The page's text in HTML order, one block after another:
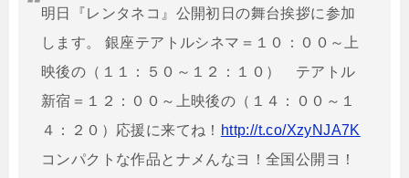
明日『レンタネコ』公開初日の舞台挨拶に参加
します。 銀座テアトルシネマ＝１０：００～上
映後の（１１：５０～１２：１０） テアトル
新宿＝１２：００～上映後の（１４：００～１
４：２０）応援に来てね！ http://t.co/XzyNJA7K
コンパクトな作品とナメんなヨ！全国公開ヨ！